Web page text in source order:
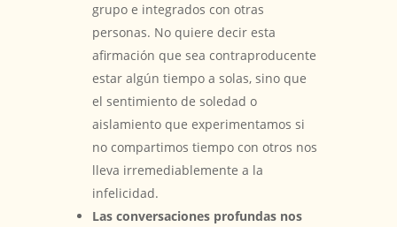
grupo e integrados con otras
personas. No quiere decir esta
afirmación que sea contraproducente
estar algún tiempo a solas, sino que
el sentimiento de soledad o
aislamiento que experimentamos si
no compartimos tiempo con otros nos
lleva irremediablemente a la
infelicidad.
Las conversaciones profundas nos